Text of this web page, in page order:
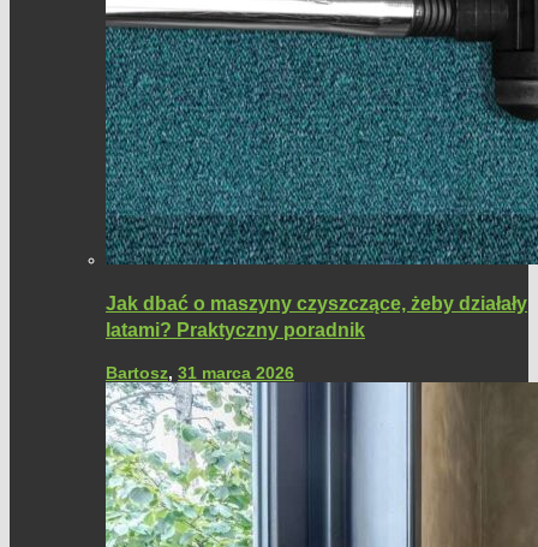
Jak dbać o maszyny czyszczące, żeby działały
latami? Praktyczny poradnik
Bartosz, 31 marca 2026